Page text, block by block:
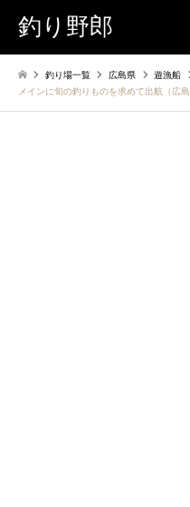
釣り野郎
釣り場一覧 広島県 遊漁船
メインに旬の釣りものを求めて出航（広島